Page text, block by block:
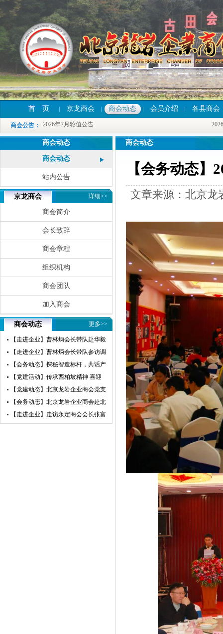
首 页 京龙商会 商会动态 会员介绍 各县商会
商会公告 ：
2026年7月轮值公告
2026年7月轮值公告
2026年7月轮值公告
商会动态
商会动态
站内公告
京龙商会 详细>>
商会简介
会长致辞
商会章程
组织机构
商会团队
加入商会
商会动态 更多>>
【走进企业】曹林炳会长带队赴华毅
瀛飞开展参访交流活动
【走进企业】曹林炳会长带队参访调
研赛微电子
【会务动态】探秘智造标杆，共话产
业未来——北京龙岩企业商会走进小
米汽车超级工厂参访交流
【党建活动】传承西柏坡精神 喜迎
建党105周年——北京龙岩企业商会
党支部赴西柏坡开展红色教育主题党
日活动
【党建动态】北京龙岩企业商会党支
部荣获“先进基层党组织”荣誉称号
【会务动态】北京龙岩企业商会赴北
京莆田企业商会开展交流互鉴活动
【走进企业】走访永定商会会长张富
商会动态
【会务动态
文章来源：北京